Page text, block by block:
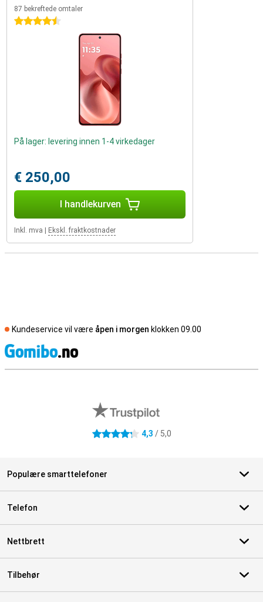
87 bekreftede omtaler
4.5 stjerner
På lager: levering innen 1-4 virkedager
€ 250,00
I handlekurven
Inkl. mva Ekskl. fraktkostnader
Kundeservice vil være åpen i morgen klokken 09.00
4.3 stjerner 4,3 / 5,0
Populære smarttelefoner
Telefon
Nettbrett
Tilbehør